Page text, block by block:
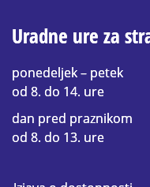
Uradne ure za
ponedeljek – petek
od 8. do 14. ure
dan pred praznikom
od 8. do 13. ure